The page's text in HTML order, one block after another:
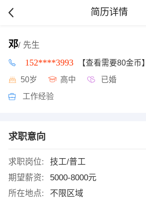
简历详情
邓/ 先生
152****3993 【查看需要80金币】
50岁 高中 已婚
工作经验
求职意向
求职岗位:
技工/普工
期望薪资:
5000-8000元
所在地点:
不限区域